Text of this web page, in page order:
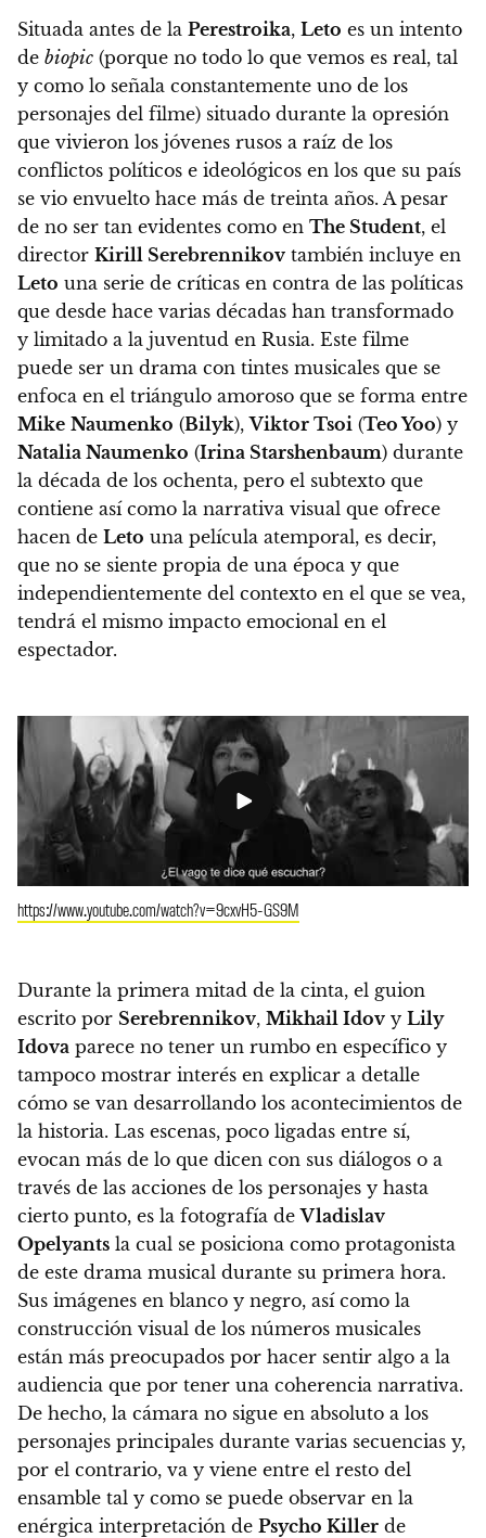
Situada antes de la Perestroika, Leto es un intento
de biopic (porque no todo lo que vemos es real, tal
y como lo señala constantemente uno de los
personajes del filme) situado durante la opresión
que vivieron los jóvenes rusos a raíz de los
conflictos políticos e ideológicos en los que su país
se vio envuelto hace más de treinta años. A pesar
de no ser tan evidentes como en The Student, el
director Kirill Serebrennikov también incluye en
Leto una serie de críticas en contra de las políticas
que desde hace varias décadas han transformado
y limitado a la juventud en Rusia. Este filme
puede ser un drama con tintes musicales que se
enfoca en el triángulo amoroso que se forma entre
Mike Naumenko (Bilyk),Viktor Tsoi (Teo Yoo) y
Natalia Naumenko (Irina Starshenbaum) durante
la década de los ochenta, pero el subtexto que
contiene así como la narrativa visual que ofrece
hacen de Leto una película atemporal, es decir,
que no se siente propia de una época y que
independientemente del contexto en el que se vea,
tendrá el mismo impacto emocional en el
espectador.
https://www.youtube.com/watch?v=9cxvH5-GS9M
Durante la primera mitad de la cinta, el guion
escrito por Serebrennikov, Mikhail Idov y Lily
Idova parece no tener un rumbo en específico y
tampoco mostrar interés en explicar a detalle
cómo se van desarrollando los acontecimientos de
la historia. Las escenas, poco ligadas entre sí,
evocan más de lo que dicen con sus diálogos o a
través de las acciones de los personajes y hasta
cierto punto, es la fotografía deVladislav
Opelyants la cual se posiciona como protagonista
de este drama musical durante su primera hora.
Sus imágenes en blanco y negro, así como la
construcción visual de los números musicales
están más preocupados por hacer sentir algo a la
audiencia que por tener una coherencia narrativa.
De hecho, la cámara no sigue en absoluto a los
personajes principales durante varias secuencias y,
por el contrario, va y viene entre el resto del
ensamble tal y como se puede observar en la
enérgica interpretación de Psycho Killer de